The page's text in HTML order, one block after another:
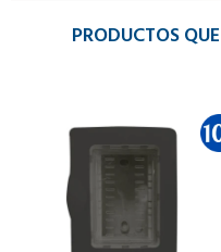
PRODUCTOS